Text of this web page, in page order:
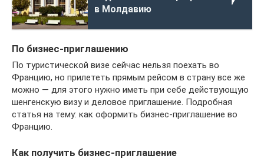
в Молдавию
По бизнес-приглашению
По туристической визе сейчас нельзя поехать во
Францию, но прилететь прямым рейсом в страну все же
можно — для этого нужно иметь при себе действующую
шенгенскую визу и деловое приглашение. Подробная
статья на тему: как оформить бизнес-приглашение во
Францию.
Как получить бизнес-приглашение